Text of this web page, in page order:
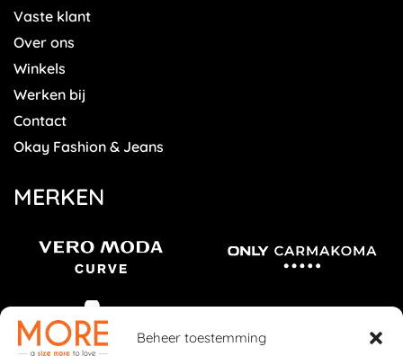
Beheer toestemming
Vaste klant
Over ons
Winkels
Werken bij
Contact
Okay Fashion & Jeans
MERKEN